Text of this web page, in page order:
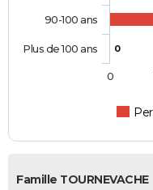
0
90-100 ans
Plus de 100 ans
0
Famille TOURNEVACHE